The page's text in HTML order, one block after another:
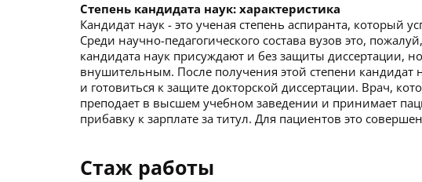
Степень кандидата наук: характеристика
Кандидат наук - это ученая степень аспиранта, который
Среди научно-педагогического состава вузов это,
кандидата наук присуждают и без защиты диссертации,
внушительным. После получения этой степени кандидат
и готовиться к защите докторской диссертации. Врач,
преподает в высшем учебном заведении и принимает
прибавку к зарплате за титул. Для пациентов это
Стаж работы